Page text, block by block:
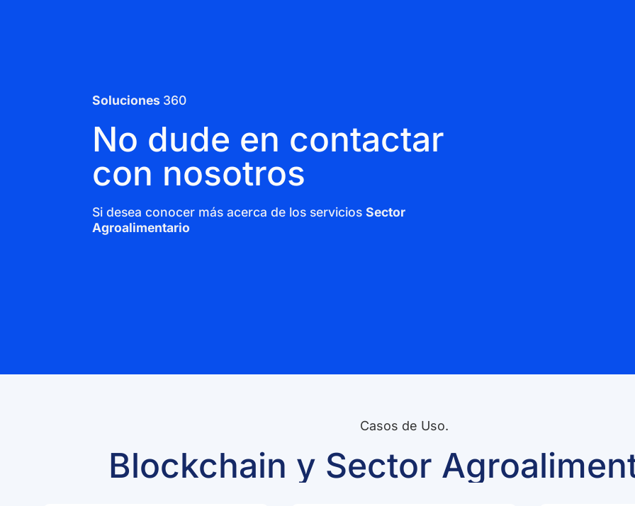
Soluciones 360
No dude en contactar
con nosotros
Si desea conocer más acerca de los servicios Sector
Agroalimentario​​​
Casos de Uso.
Blockchain y Sector